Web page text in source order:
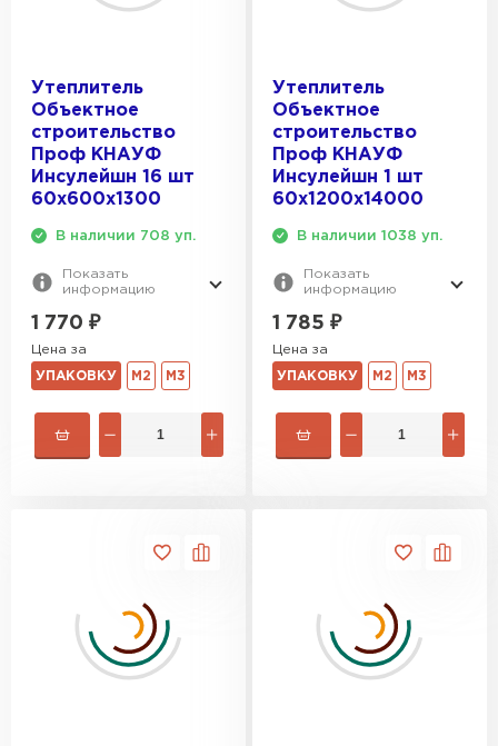
Утеплитель
Объектное
строительство
Проф КНАУФ
Инсулейшн 16 шт
60х600х1300
В наличии 708 уп.
Показать
информацию
1 770 ₽
Цена за
УПАКОВКУ М2 М3
Утеплитель
Объектное
строительство
Проф КНАУФ
Инсулейшн 1 шт
60х1200х14000
В наличии 1038 уп.
Показать
информацию
1 785 ₽
Цена за
УПАКОВКУ М2 М3